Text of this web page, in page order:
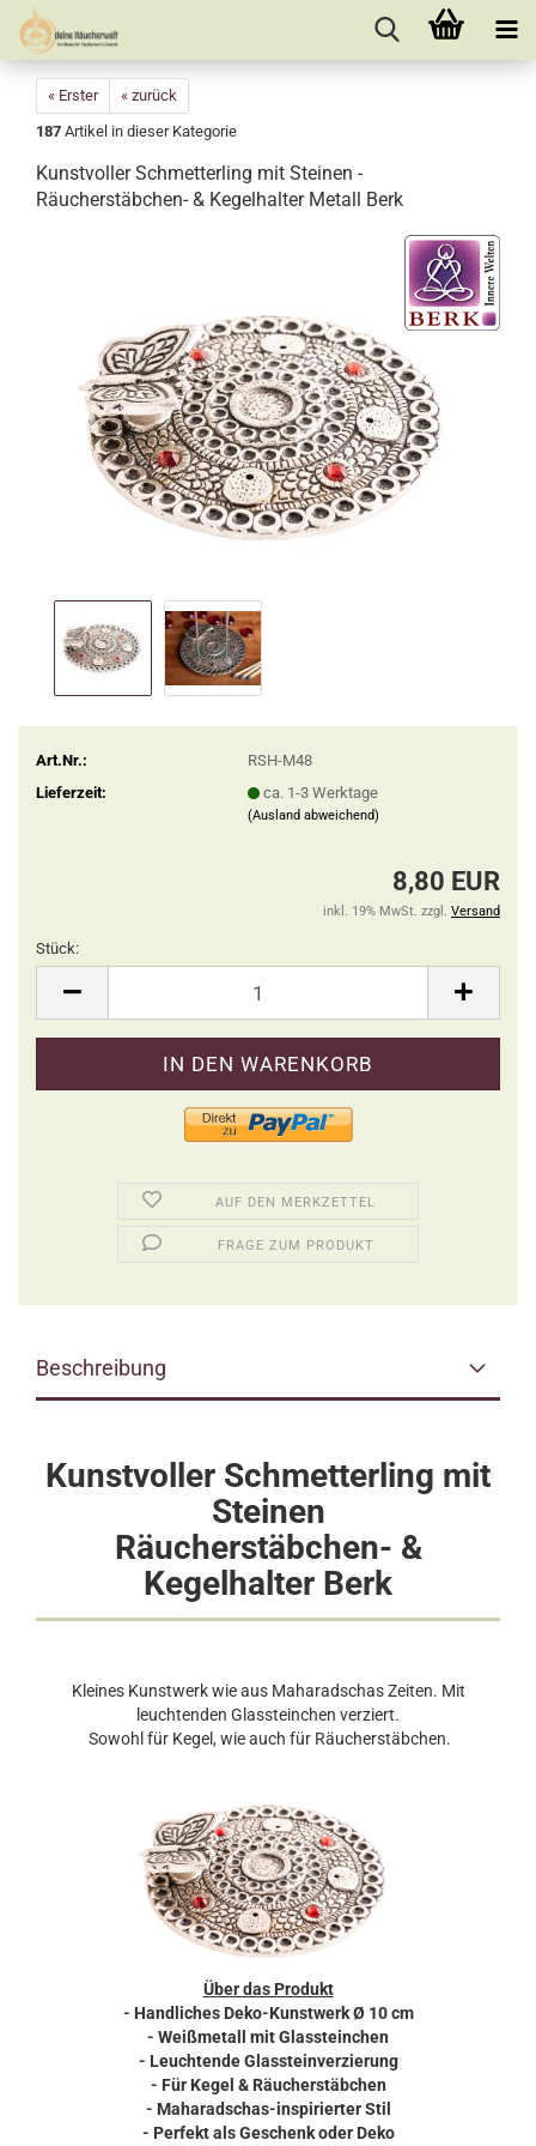
« Erster
« zurück
187 Artikel in dieser Kategorie
Kunstvoller Schmetterling mit Steinen -
Räucherstäbchen- & Kegelhalter Metall Berk
Art.Nr.:
RSH-M48
Lieferzeit:
ca. 1-3 Werktage
(Ausland abweichend)
8,80 EUR
inkl. 19% MwSt. zzgl. Versand
Stück:
AUF DEN MERKZETTEL
FRAGE ZUM PRODUKT
Beschreibung
Kunstvoller Schmetterling mit
Steinen
Räucherstäbchen- &
Kegelhalter Berk
Kleines Kunstwerk wie aus Maharadschas Zeiten. Mit
leuchtenden Glassteinchen verziert.
Sowohl für Kegel, wie auch für Räucherstäbchen.
Über das Produkt
- Handliches Deko-Kunstwerk Ø 10 cm
- Weißmetall mit Glassteinchen
- Leuchtende Glassteinverzierung
- Für Kegel & Räucherstäbchen
- Maharadschas-inspirierter Stil
- Perfekt als Geschenk oder Deko